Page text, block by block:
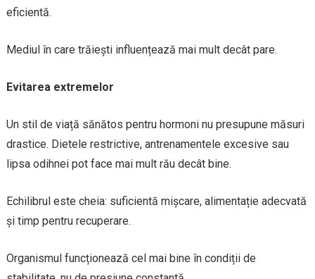
eficientă.
Mediul în care trăiești influențează mai mult decât pare.
Evitarea extremelor
Un stil de viață sănătos pentru hormoni nu presupune măsuri
drastice. Dietele restrictive, antrenamentele excesive sau
lipsa odihnei pot face mai mult rău decât bine.
Echilibrul este cheia: suficientă mișcare, alimentație adecvată
și timp pentru recuperare.
Organismul funcționează cel mai bine în condiții de